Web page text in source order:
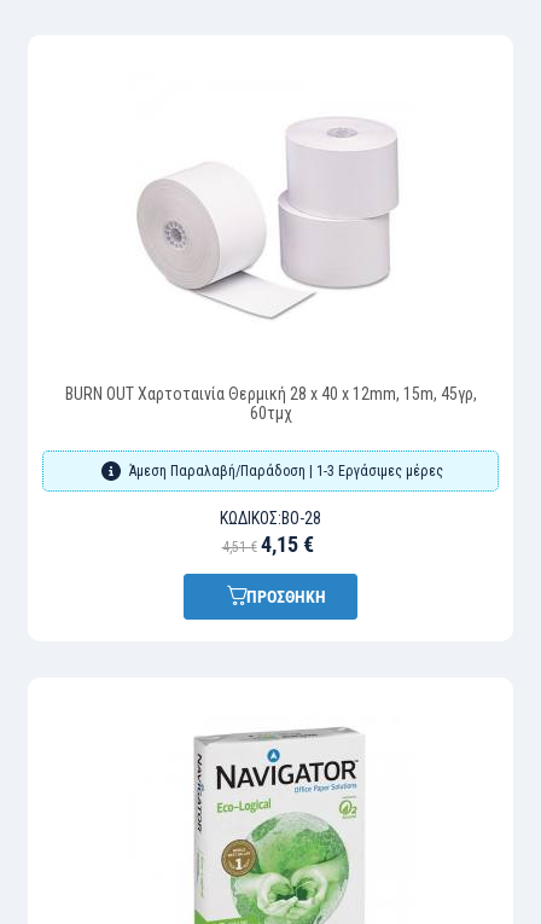
BURN OUT Χαρτοταινία Θερμική 28 x 40 x 12mm, 15m, 45γρ,
60τμχ
Άμεση Παραλαβή/Παράδοση | 1-3 Εργάσιμες μέρες
ΚΩΔΙΚΌΣ:BO-28
4,51 € 4,15 €
ΠΡΟΣΘΗΚΗ